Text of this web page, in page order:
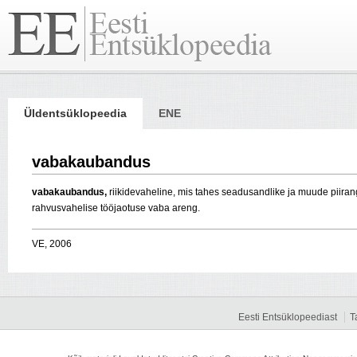
Üldentsüklopeedia ENE
vabakaubandus
vabakaubandus, riikidevaheline, mis tahes seadusandlike ja muude
rahvusvahelise tööjaotuse vaba areng.
VE, 2006
Eesti Entsüklopeediast